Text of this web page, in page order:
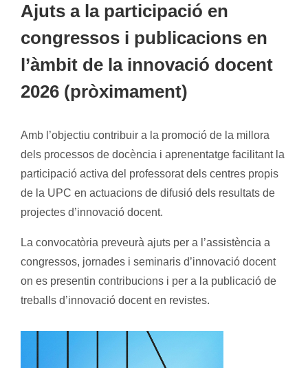
Ajuts a la participació en
congressos i publicacions en
l’àmbit de la innovació docent
2026 (pròximament)
Amb l’objectiu contribuir a la promoció de la millora
dels processos de docència i aprenentatge facilitant la
participació activa del professorat dels centres propis
de la UPC en actuacions de difusió dels resultats de
projectes d’innovació docent.
La convocatòria preveurà ajuts per a l’assistència a
congressos, jornades i seminaris d’innovació docent
on es presentin contribucions i per a la publicació de
treballs d’innovació docent en revistes.